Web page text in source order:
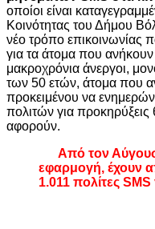
οποίοι είναι
Κοινότητας του Δήμου
νέο τρόπο επικοινωνίας
για τα άτομα που
μακροχρόνια άνεργοι,
των 50 ετών, άτομα που
προκειμένου να
πολιτών για
αφορούν.
Από τον
εφαρμογή, έχουν
1.011 πολίτες